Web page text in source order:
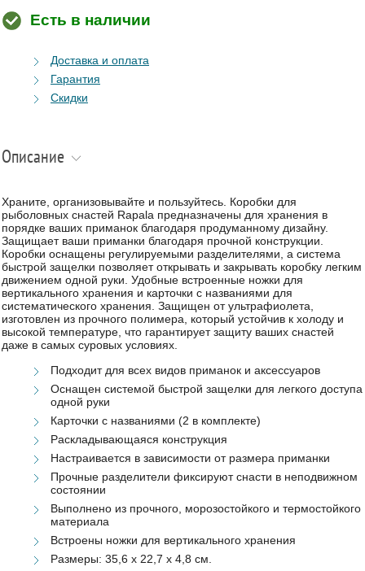
Есть в наличии
Доставка и оплата
Гарантия
Скидки
Описание
Храните, организовывайте и пользуйтесь. Коробки для
рыболовных снастей Rapala предназначены для хранения в
порядке ваших приманок благодаря продуманному дизайну.
Защищает ваши приманки благодаря прочной конструкции.
Коробки оснащены регулируемыми разделителями, а система
быстрой защелки позволяет открывать и закрывать коробку легким
движением одной руки. Удобные встроенные ножки для
вертикального хранения и карточки с названиями для
систематического хранения. Защищен от ультрафиолета,
изготовлен из прочного полимера, который устойчив к холоду и
высокой температуре, что гарантирует защиту ваших снастей
даже в самых суровых условиях.
Подходит для всех видов приманок и аксессуаров
Оснащен системой быстрой защелки для легкого доступа
одной руки
Карточки с названиями (2 в комплекте)
Раскладывающаяся конструкция
Настраивается в зависимости от размера приманки
Прочные разделители фиксируют снасти в неподвижном
состоянии
Выполнено из прочного, морозостойкого и термостойкого
материала
Встроены ножки для вертикального хранения
Размеры: 35,6 х 22,7 х 4,8 см.